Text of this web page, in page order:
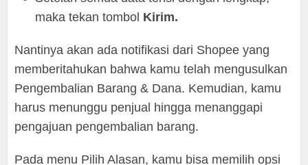
maka tekan tombol Kirim.
Nantinya akan ada notifikasi dari Shopee yang
memberitahukan bahwa kamu telah mengusulkan
Pengembalian Barang & Dana. Kemudian, kamu
harus menunggu penjual hingga menanggapi
pengajuan pengembalian barang.
Pada menu Pilih Alasan, kamu bisa memilih opsi